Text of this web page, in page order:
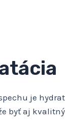
je
byť aj